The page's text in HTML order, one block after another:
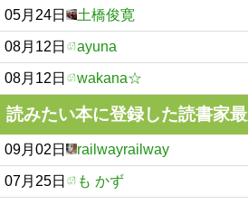
05月24日 土橋俊寛
08月12日 ayuna
08月12日 wakana☆
読みたい本に登録した読書家
09月02日 railwayrailway
07月25日 も かず